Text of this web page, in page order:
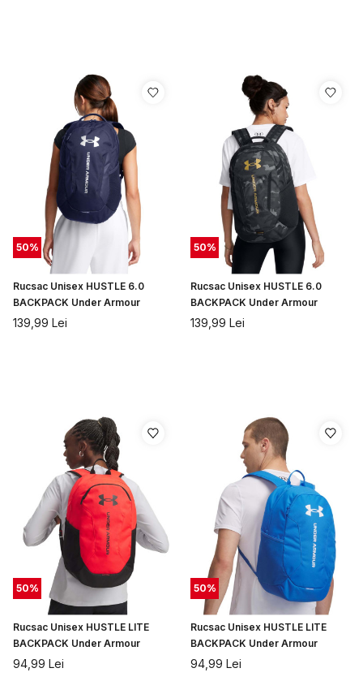
50%
Rucsac Unisex HUSTLE 6.0
BACKPACK Under Armour
139,99 Lei
50%
Rucsac Unisex HUSTLE 6.0
BACKPACK Under Armour
139,99 Lei
50%
Rucsac Unisex HUSTLE LITE
BACKPACK Under Armour
94,99 Lei
50%
Rucsac Unisex HUSTLE LITE
BACKPACK Under Armour
94,99 Lei